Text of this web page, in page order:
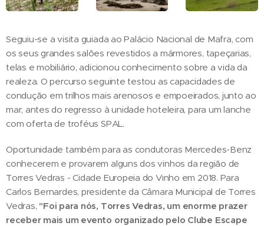
Seguiu-se a visita guiada ao Palácio Nacional de Mafra, com
os seus grandes salões revestidos a mármores, tapeçarias,
telas e mobiliário, adicionou conhecimento sobre a vida da
realeza. O percurso seguinte testou as capacidades de
condução em trilhos mais arenosos e empoeirados, junto ao
mar, antes do regresso à unidade hoteleira, para um lanche
com oferta de troféus SPAL.
Oportunidade também para as condutoras Mercedes-Benz
conhecerem e provarem alguns dos vinhos da região de
Torres Vedras - Cidade Europeia do Vinho em 2018. Para
Carlos Bernardes, presidente da Câmara Municipal de Torres
Vedras, "Foi para nós, Torres Vedras, um enorme prazer
receber mais um evento organizado pelo Clube Escape